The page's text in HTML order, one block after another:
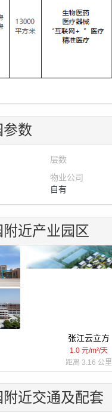
参数
层数
物业公司
自有
近产业园区
张江云立方
1.0 元/m²/天
距离 3.16 公里
近交通及配套